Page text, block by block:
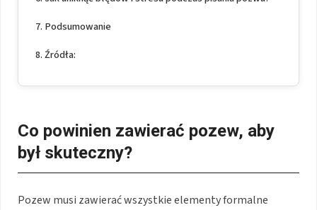
Podsumowanie
Źródła:
Co powinien zawierać pozew, aby
był skuteczny?
Pozew musi zawierać wszystkie elementy formalne